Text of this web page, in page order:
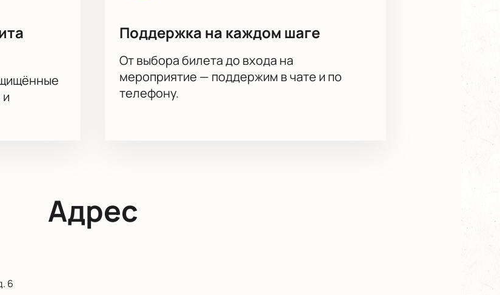
Поддержка на каждом шаге
От выбора билета до входа на
мероприятие — поддержим в чате и по
телефону.
Адрес
6